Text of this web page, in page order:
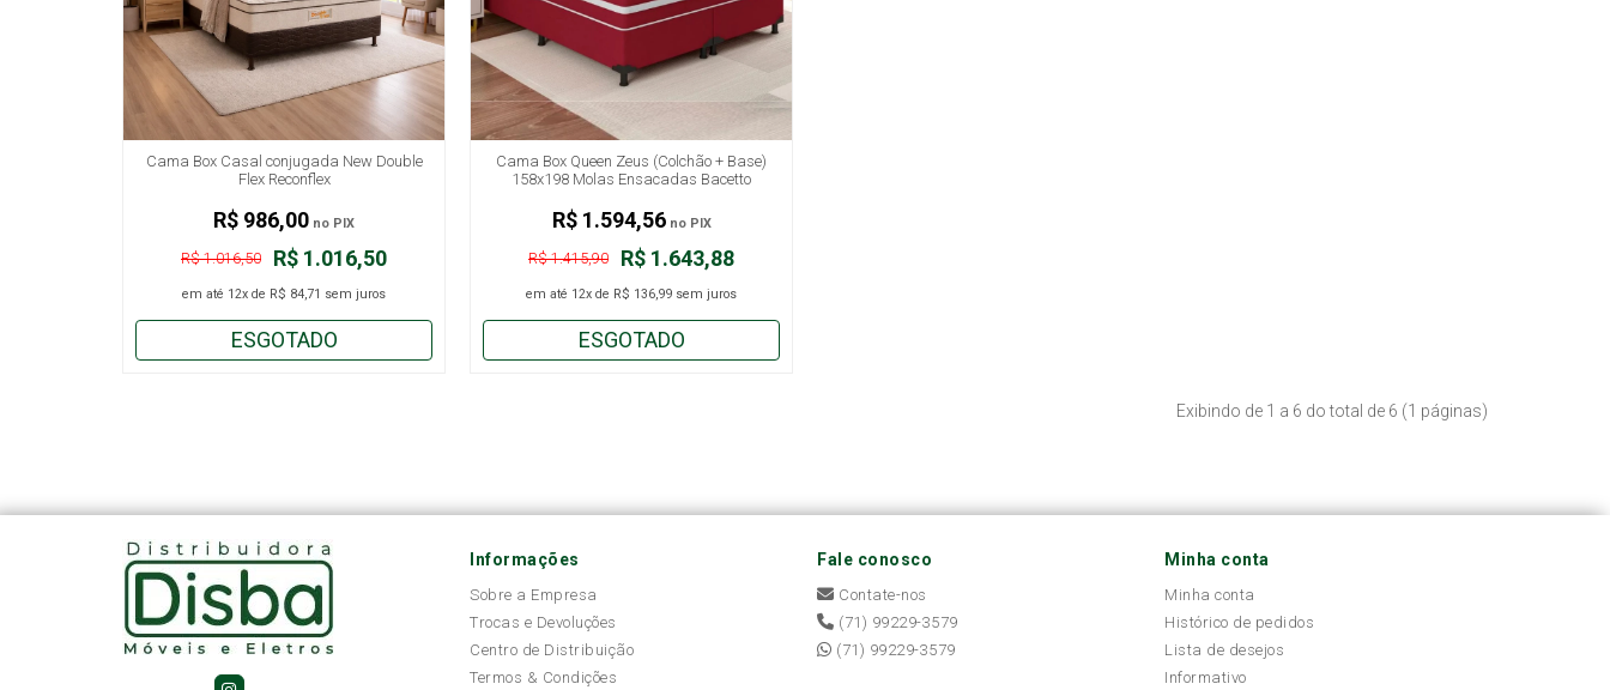
Cama Box Casal conjugada New Double
Flex Reconflex
R$ 1.016,50
R$ 1.016,50
em até 12x de R$ 84,71 sem juros
R$ 986,00 no PIX
ESGOTADO
Cama Box Queen Zeus (Colchão + Base)
158x198 Molas Ensacadas Bacetto
R$ 1.643,88
R$ 1.415,90
em até 12x de R$ 136,99 sem juros
R$ 1.594,56no PIX
ESGOTADO
Exibindo de 1 a 6 do total de 6 (1 páginas)
Informações
Sobre a Empresa
Trocas e Devoluções
Centro de Distribuição
Termos & Condições
Fale conosco
Contate-nos
(71) 99229-3579
(71) 99229-3579
Minha conta
Minha conta
Histórico de pedidos
Lista de desejos
Informativo